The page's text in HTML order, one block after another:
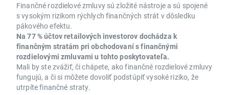
Finančné rozdielové zmluvy sú zložité nástroje a sú spojené
s vysokým rizikom rýchlych finančných strát v dôsledku
pákového efektu.
Na 77 % účtov retailových investorov dochádza k
finančným stratám pri obchodovaní s finančnými
rozdielovými zmluvami u tohto poskytovateľa.
Mali by ste zvážiť, či chápete, ako finančné rozdielové zmluvy
fungujú, a či si môžete dovoliť podstúpiť vysoké riziko, že
utrpíte finančné straty.